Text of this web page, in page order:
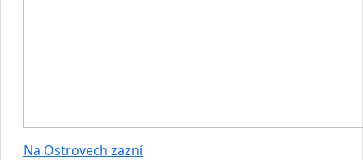
Na Ostrovech zazní